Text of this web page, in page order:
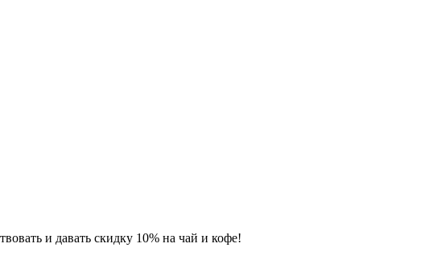
и давать скидку 10% на чай и кофе!